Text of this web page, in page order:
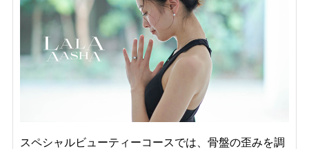
スペシャルビューティーコースでは、骨盤の歪みを調